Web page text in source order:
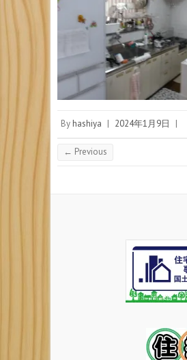
By hashiya | 2024年1月9日 |
← Previous